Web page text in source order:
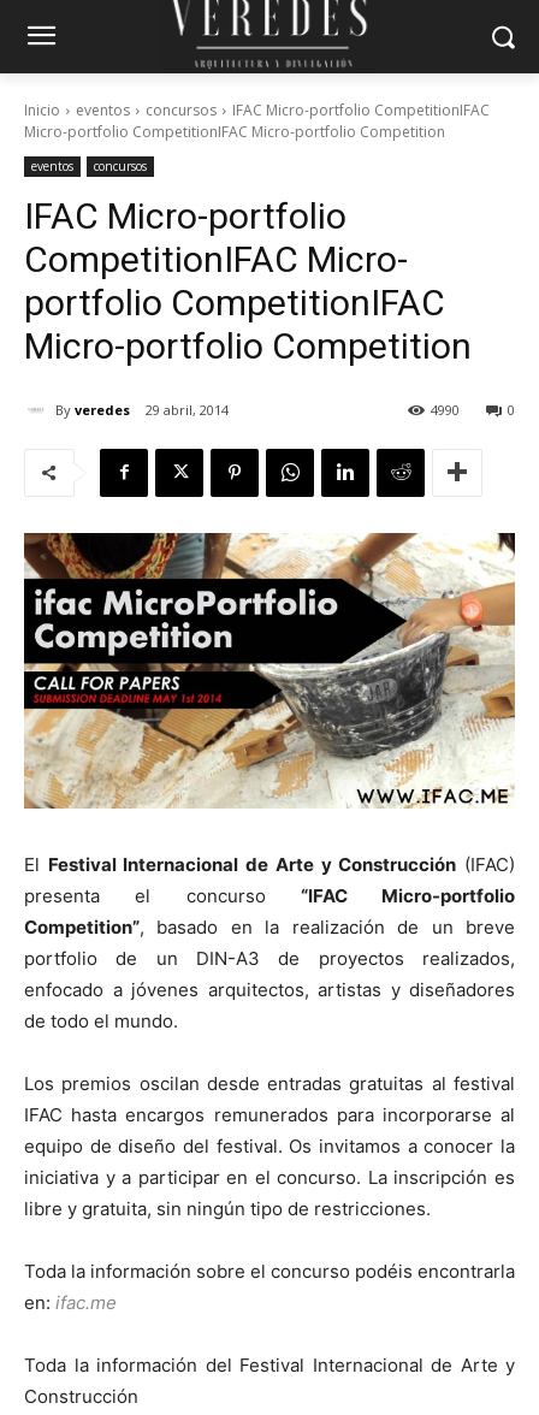
Inicio eventos concursos
IFAC Micro-portfolio CompetitionIFAC
Micro-portfolio CompetitionIFAC Micro-portfolio Competition
eventos concursos
IFAC Micro-portfolio
CompetitionIFAC Micro-
portfolio CompetitionIFAC
Micro-portfolio Competition
By veredes 29 abril, 2014 0
4990
El Festival Internacional de Arte y Construcción (IFAC)
presenta el concurso “IFAC Micro-portfolio
Competition”, basado en la realización de un breve
portfolio de un DIN-A3 de proyectos realizados,
enfocado a jóvenes arquitectos, artistas y diseñadores
de todo el mundo.
Los premios oscilan desde entradas gratuitas al festival
IFAC hasta encargos remunerados para incorporarse al
equipo de diseño del festival. Os invitamos a conocer la
iniciativa y a participar en el concurso. La inscripción es
libre y gratuita, sin ningún tipo de restricciones.
Toda la información sobre el concurso podéis encontrarla
en: ifac.me
Toda la información del Festival Internacional de Arte y
Construcción